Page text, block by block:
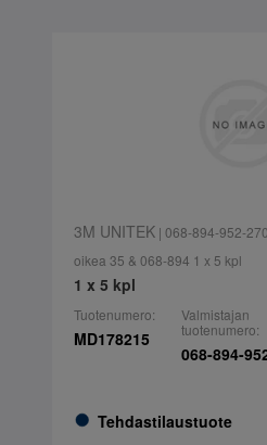
3M UNITEK| 068-894-952-
oikea 35 & 068-894 1 x 5 kpl
1 x 5 kpl
Tuotenumero:
MD178215
Tehdastilaustuote
Valmistajan
tuotenumero:
068-894-